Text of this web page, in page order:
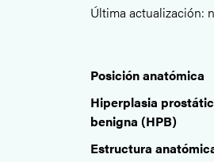
Última actualización:
Posición anatómica
Hiperplasia
benigna (HPB)
Estructura